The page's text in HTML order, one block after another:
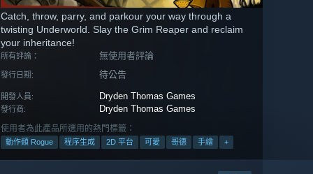
Catch, throw, parry, and parkour your way through a
twisting Underworld. Slay the Grim Reaper and reclaim
your inheritance!
所有評論： 無使用者評論
發行日期: 待公告
開發人員: Dryden Thomas Games
發行商: Dryden Thomas Games
使用者為此產品所選用的熱門標籤：
動作類 Rogue 程序生成 2D 平台 可愛 哥德 手繪 +